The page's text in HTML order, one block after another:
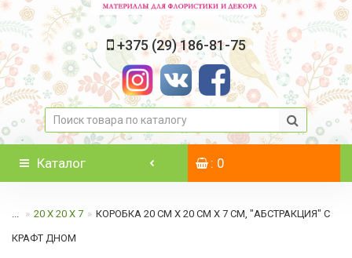
+375 (29) 186-81-75
Каталог : 0
... 20 Х 20 Х 7 КОРОБКА 20 СМ Х 20 СМ Х 7 СМ, "АБСТРАКЦИЯ" C
КРАФТ ДНОМ